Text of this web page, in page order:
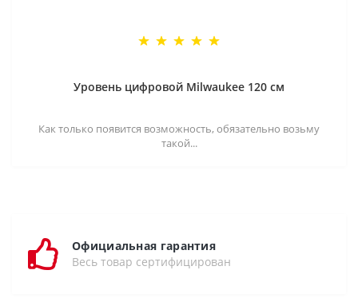
Уровень цифровой Milwaukee 120 см
Как только появится возможность, обязательно возьму
такой...
Официальная гарантия
Весь товар сертифицирован